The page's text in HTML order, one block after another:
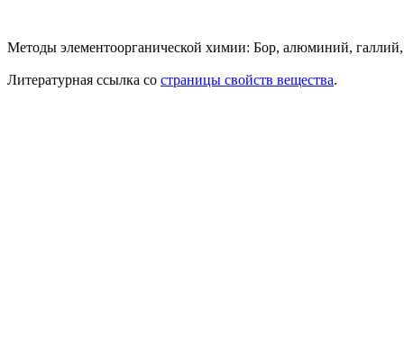
Методы элементоорганической химии: Бор, алюминий,
Литературная ссылка со страницы свойств вещества.